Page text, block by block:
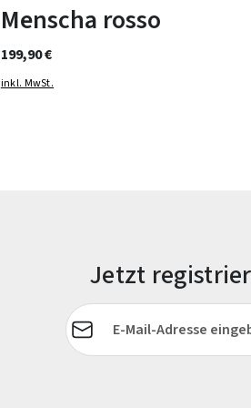
Menscha rosso
199,90 €
inkl. MwSt.
Jetzt
E-Mail-Adresse*